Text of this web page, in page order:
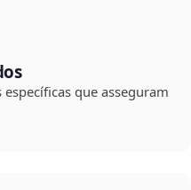
que asseguram